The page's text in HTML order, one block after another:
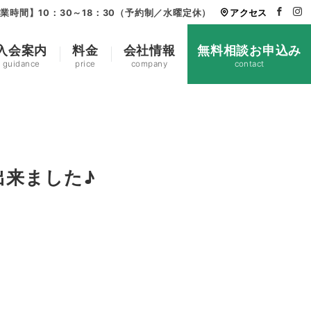
時間】10：30～18：30（予約制／水曜定休） アクセス
会案内
guidance
料金
price
会社情報
company
無料相談お申込み
contact
来ました♪